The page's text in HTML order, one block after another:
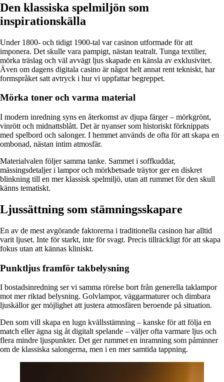
Den klassiska spelmiljön som
inspirationskälla
Under 1800- och tidigt 1900-tal var casinon utformade för att
imponera. Det skulle vara pampigt, nästan teatralt. Tunga textilier,
mörka träslag och väl avvägt ljus skapade en känsla av exklusivitet.
Även om dagens digitala casino är något helt annat rent tekniskt, har
formspråket satt avtryck i hur vi uppfattar begreppet.
Mörka toner och varma material
I modern inredning syns en återkomst av djupa färger – mörkgrönt,
vinrött och midnattsblått. Det är nyanser som historiskt förknippats
med spelbord och salonger. I hemmet används de ofta för att skapa en
ombonad, nästan intim atmosfär.
Materialvalen följer samma tanke. Sammet i soffkuddar,
mässingsdetaljer i lampor och mörkbetsade träytor ger en diskret
blinkning till en mer klassisk spelmiljö, utan att rummet för den skull
känns tematiskt.
Ljussättning som stämningsskapare
En av de mest avgörande faktorerna i traditionella casinon har alltid
varit ljuset. Inte för starkt, inte för svagt. Precis tillräckligt för att skapa
fokus utan att kännas kliniskt.
Punktljus framför takbelysning
I bostadsinredning ser vi samma rörelse bort från generella taklampor
mot mer riktad belysning. Golvlampor, väggarmaturer och dimbara
ljuskällor ger möjlighet att justera atmosfären beroende på situation.
Den som vill skapa en lugn kvällsstämning – kanske för att följa en
match eller ägna sig åt digitalt spelande – väljer ofta varmare ljus och
flera mindre ljuspunkter. Det ger rummet en inramning som påminner
om de klassiska salongerna, men i en mer samtida tappning.